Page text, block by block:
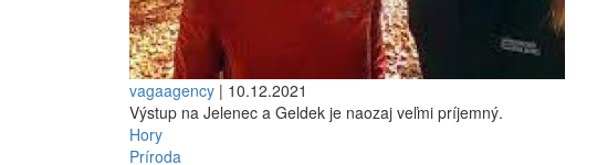
vagaagency | 10.12.2021
Výstup na Jelenec a Geldek je naozaj veľmi príjemný.
Hory
Príroda